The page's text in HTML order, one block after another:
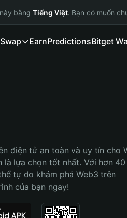
bằng Tiếng Việt. Bạn có muốn
Swap EarnPredictionsBitget
điện tử an toàn và uy tín cho
là lựa chọn tốt nhất. Với hơn 40
tự do khám phá Web3 trên
của bạn ngay!